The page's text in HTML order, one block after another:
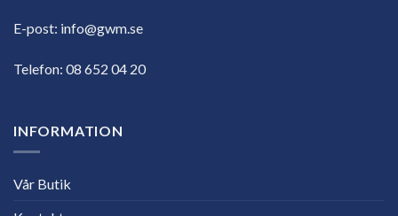
E-post: info@gwm.se
Telefon: 08 652 04 20
INFORMATION
Vår Butik